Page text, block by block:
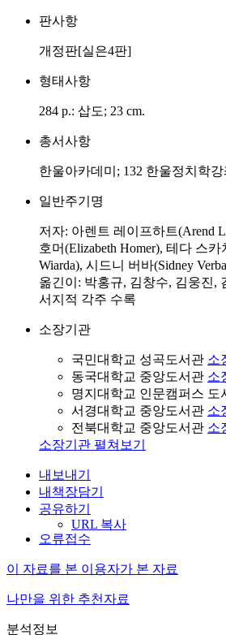
판사항
개정판[실은4판]
형태사항
284 p.: 삽도; 23 cm.
총서사항
한울아카데미; 132 한울정치학
일반주기명
저자: 아렌트 레이프하트(Arend
호머(Elizabeth Homer), 테다 스
Wiarda), 시드니 버바(Sidney
옮긴이: 박홍규, 김창수, 김웅진,
서지적 각주 수록
소장기관
국민대학교 성곡도서관 소
동국대학교 중앙도서관 소
명지대학교 인문캠퍼스 도
서경대학교 중앙도서관 소
전북대학교 중앙도서관 소
소장기관 펼쳐보기
내보내기
내책장담기
공유하기
URL 복사
오류접수
이 자료를 본 이용자가 본 자료
나만을 위한 추천자료
분석정보